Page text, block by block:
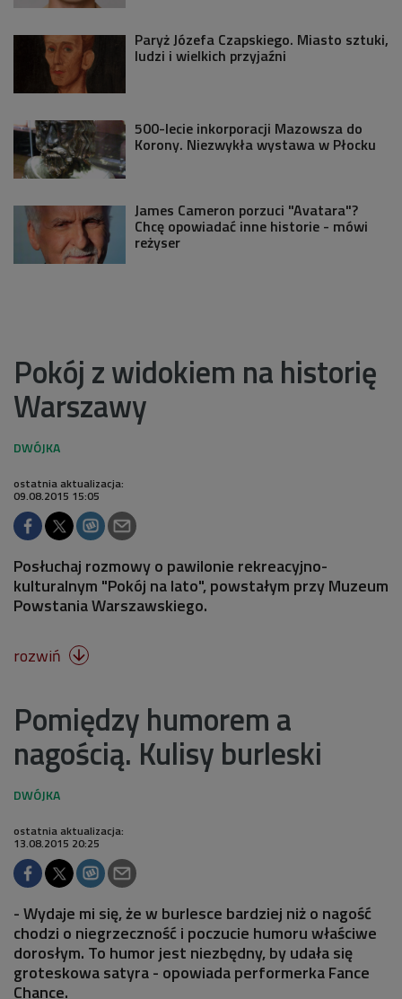
Paryż Józefa Czapskiego. Miasto sztuki,
ludzi i wielkich przyjaźni
500-lecie inkorporacji Mazowsza do
Korony. Niezwykła wystawa w Płocku
James Cameron porzuci "Avatara"?
Chcę opowiadać inne historie - mówi
reżyser
Pokój z widokiem na historię
Warszawy
ostatnia aktualizacja:
09.08.2015 15:05
Posłuchaj rozmowy o pawilonie rekreacyjno-
kulturalnym "Pokój na lato", powstałym przy Muzeum
Powstania Warszawskiego.
rozwiń 
Pomiędzy humorem a
nagością. Kulisy burleski
ostatnia aktualizacja:
13.08.2015 20:25
- Wydaje mi się, że w burlesce bardziej niż o nagość
chodzi o niegrzeczność i poczucie humoru właściwe
dorosłym. To humor jest niezbędny, by udała się
groteskowa satyra - opowiada performerka Fance
Chance.